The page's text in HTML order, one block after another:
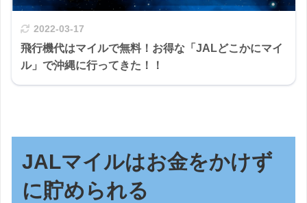
2022-03-17
飛行機代はマイルで無料！お得な「JALどこかにマイ
ル」で沖縄に行ってきた！！
JALマイルはお金をかけず
に貯められる